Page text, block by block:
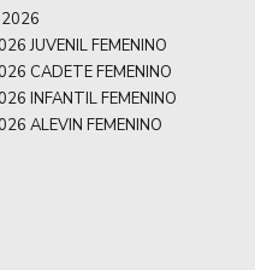
2026
JUVENIL FEMENINO
CADETE FEMENINO
INFANTIL FEMENINO
ALEVIN FEMENINO